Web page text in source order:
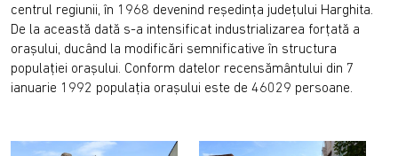
centrul regiunii, în 1968 devenind reşedinţa judeţului Harghita.
De la această dată s-a intensificat industrializarea forţată a
oraşului, ducând la modificări semnificative în structura
populaţiei oraşului. Conform datelor recensământului din 7
ianuarie 1992 populaţia oraşului este de 46029 persoane.